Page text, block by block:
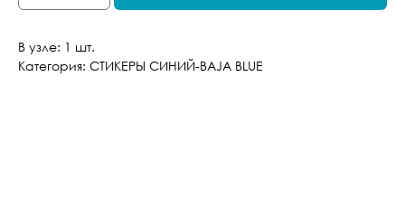
В узле: 1 шт.
Категория: СТИКЕРЫ СИНИЙ-BAJA BLUE